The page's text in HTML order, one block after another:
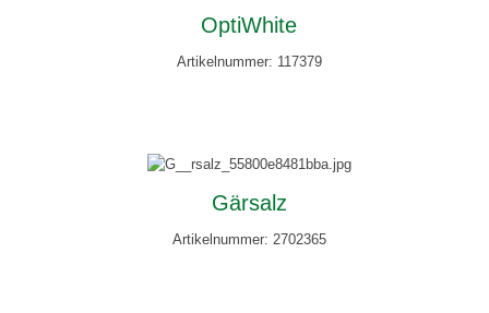
OptiWhite
Artikelnummer: 117379
Gärsalz
Artikelnummer: 2702365